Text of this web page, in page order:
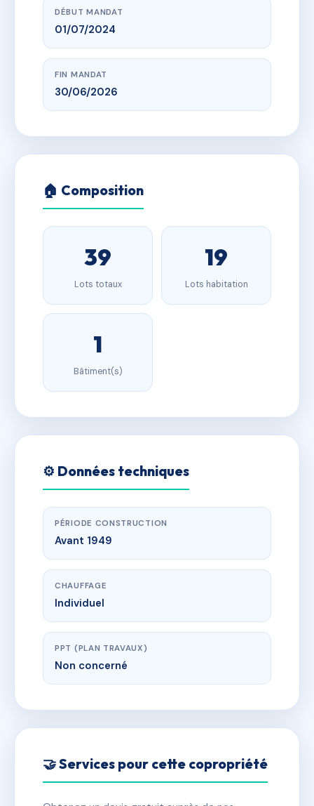
DÉBUT MANDAT
01/07/2024
FIN MANDAT
30/06/2026
🏠 Composition
39
Lots totaux
19
Lots habitation
1
Bâtiment(s)
⚙️ Données techniques
PÉRIODE CONSTRUCTION
Avant 1949
CHAUFFAGE
Individuel
PPT (PLAN TRAVAUX)
Non concerné
🤝 Services pour cette copropriété